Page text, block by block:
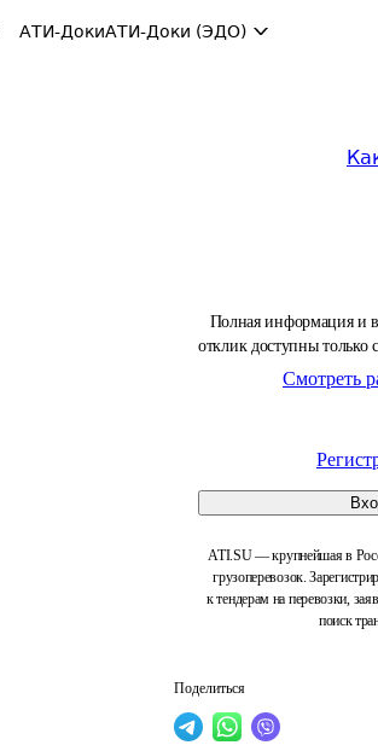
АТИ-ДокиАТИ-Доки (ЭДО)
Полная информация и
отклик доступны только
Смотреть
ATI.SU — крупнейшая в
грузоперевозок.
к тендерам на перевозки,
поиск
Поделиться